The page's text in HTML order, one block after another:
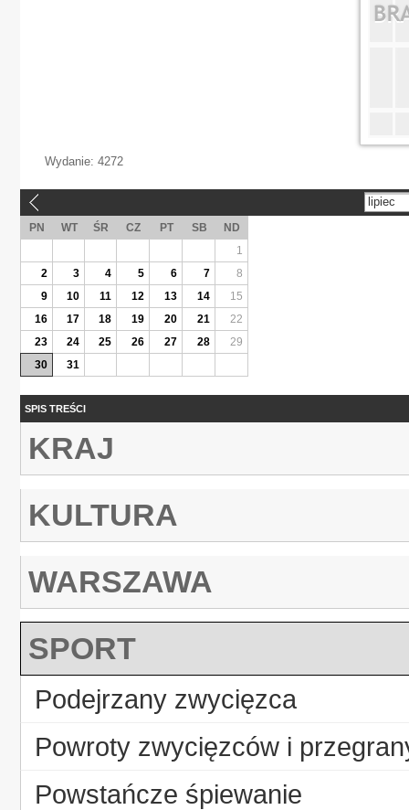
Wydanie: 4272
lipiec
PN WT ŚR CZ PT SB
ND
1
2
3 4 5 6 7
8
9
10 11 12 13 14
15
16
17 18 19 20 21
22
23
24 25 26 27 28
29
30
31
SPIS TREŚCI
KRAJ
KULTURA
WARSZAWA
SPORT
Podejrzany zwycięzca
Powroty zwycięzców i
Powstańcze śpiewanie